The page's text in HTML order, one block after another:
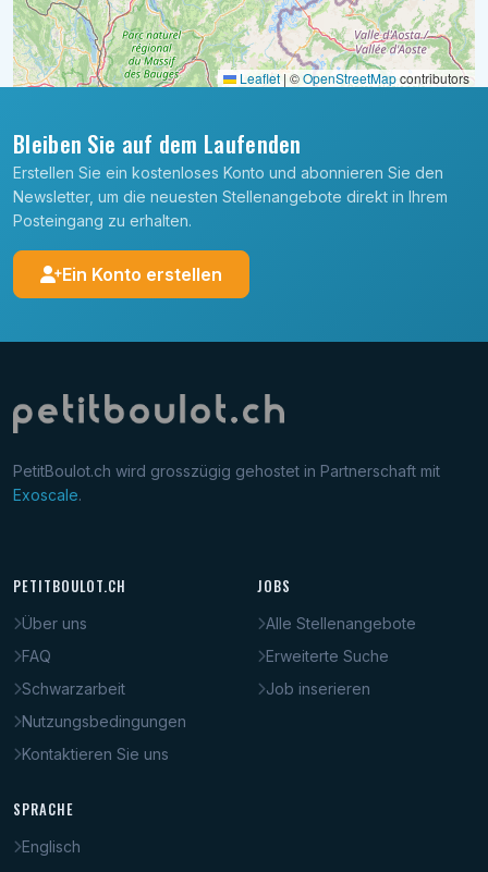
Leaflet | ©OpenStreetMapcontributors
Bleiben Sie auf dem Laufenden
Erstellen Sie ein kostenloses Konto und abonnieren Sie den
Newsletter, um die neuesten Stellenangebote direkt in Ihrem
Posteingang zu erhalten.
Ein Konto erstellen
PetitBoulot.ch wird grosszügig gehostet in Partnerschaft mit
Exoscale.
PETITBOULOT.CH
Über uns
FAQ
Schwarzarbeit
Nutzungsbedingungen
Kontaktieren Sie uns
JOBS
Alle Stellenangebote
Erweiterte Suche
Job inserieren
SPRACHE
Englisch